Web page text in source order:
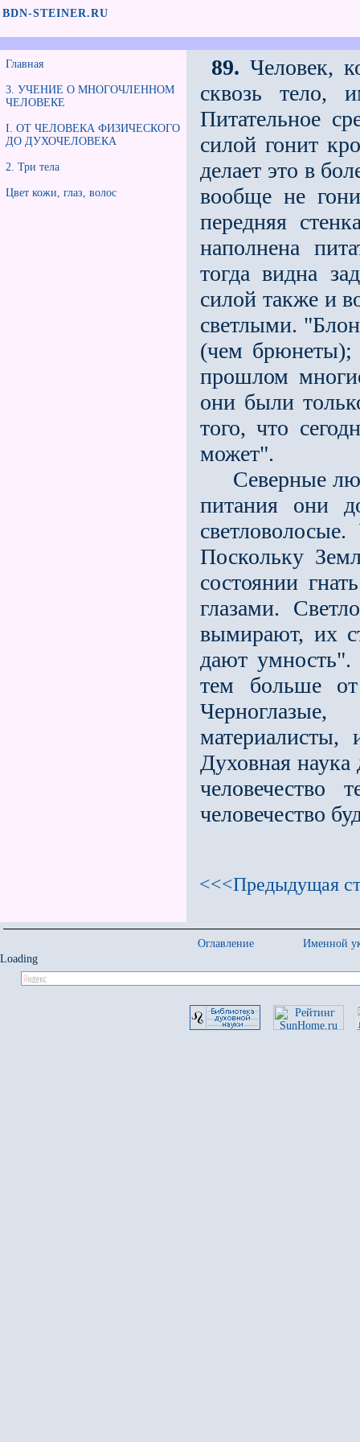
BDN-STEINER.RU
Главная
3. УЧЕНИЕ О МНОГОЧЛЕННОМ
ЧЕЛОВЕКЕ
I. ОТ ЧЕЛОВЕКА ФИЗИЧЕСКОГО
ДО ДУХОЧЕЛОВЕКА
2. Три тела
Цвет кожи, глаз, волос
89. Человек,
сквозь тело,
Питательное
силой гонит
делает это в
вообще не
передняя
наполнена
тогда видна
силой также и
светлыми.
(чем
прошлом
они были
того, что
может".
Северные
питания они
Поскольку
состоянии
глазами.
вымирают, их
дают
тем больше от
Духовная
человечество
человечество
<<<Предыдущая
Оглавление
Именной
Loading